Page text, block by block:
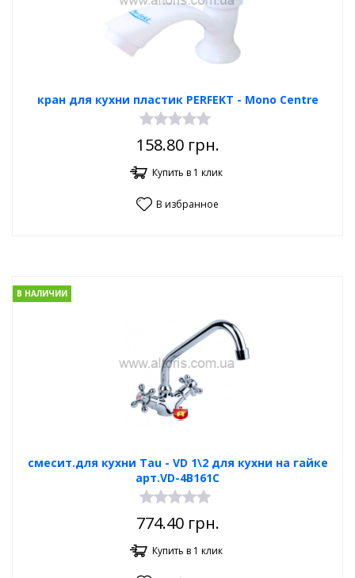
кран для кухни пластик PERFEKT - Mono Centre
158.80грн.
Купить в 1 клик
В избранное
смесит.для кухни Tau - VD 1\2 для кухни на гайке
арт.VD-4B161C
В НАЛИЧИИ
774.40грн.
Купить в 1 клик